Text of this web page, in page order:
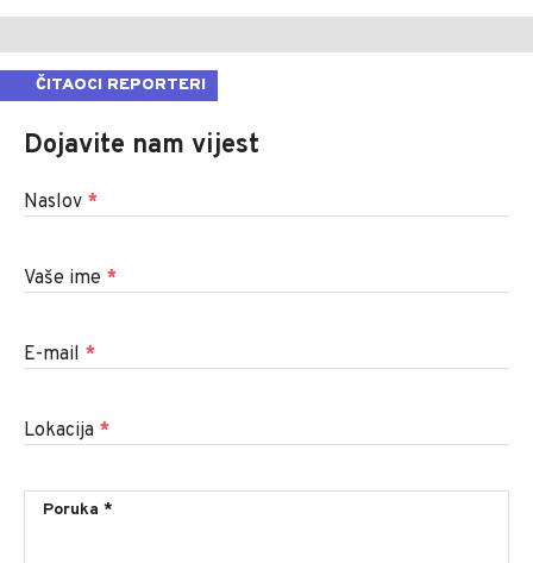
ČITAOCI REPORTERI
Dojavite nam vijest
Naslov *
Vaše ime *
E-mail *
Lokacija *